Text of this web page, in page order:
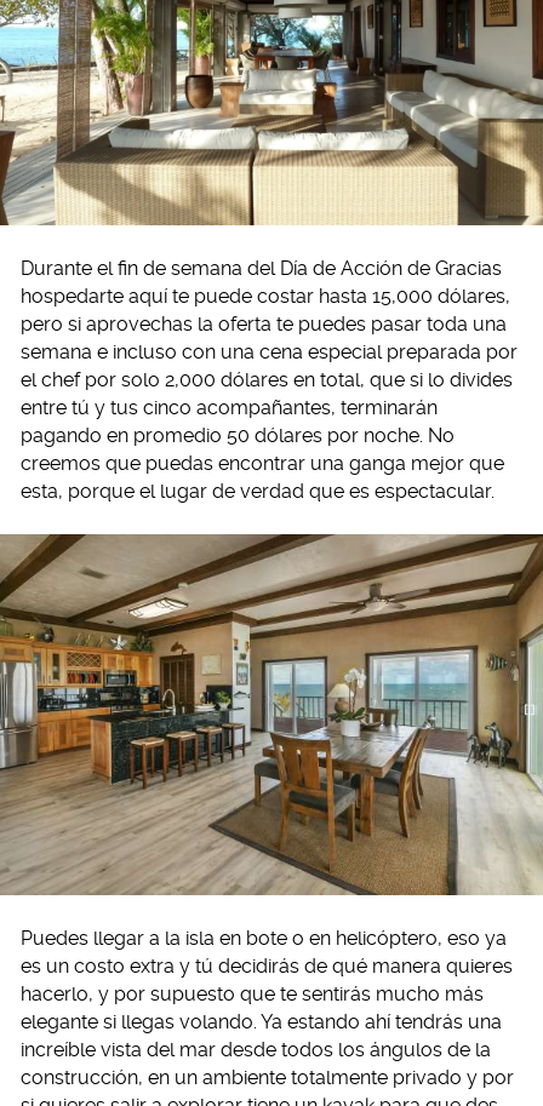
Durante el fin de semana del Día de Acción de Gracias
hospedarte aquí te puede costar hasta 15,000 dólares,
pero si aprovechas la oferta te puedes pasar toda una
semana e incluso con una cena especial preparada por
el chef por solo 2,000 dólares en total, que si lo divides
entre tú y tus cinco acompañantes, terminarán
pagando en promedio 50 dólares por noche. No
creemos que puedas encontrar una ganga mejor que
esta, porque el lugar de verdad que es espectacular.
Puedes llegar a la isla en bote o en helicóptero, eso ya
es un costo extra y tú decidirás de qué manera quieres
hacerlo, y por supuesto que te sentirás mucho más
elegante si llegas volando. Ya estando ahí tendrás una
increíble vista del mar desde todos los ángulos de la
construcción, en un ambiente totalmente privado y por